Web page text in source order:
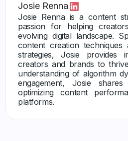
Josie Renna
Josie Renna is a content
passion for helping
evolving digital landscape.
content creation techniques
strategies, Josie provides
creators and brands to
understanding of algorithm
engagement, Josie
optimizing content
platforms.